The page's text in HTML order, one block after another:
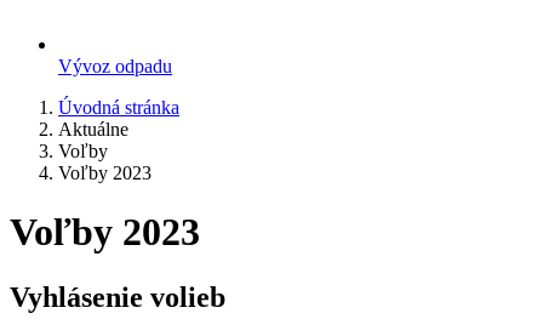
Vývoz odpadu
Úvodná stránka
Aktuálne
Voľby
Voľby 2023
Voľby 2023
Vyhlásenie volieb